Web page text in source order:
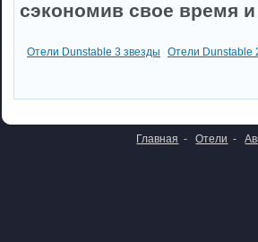
сэкономив свое время и
Отели Dunstable 3 звезды Отели Dunstable
Главная - Отели -